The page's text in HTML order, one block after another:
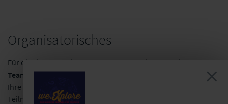
Organisatorisches
Für die virtuelle Teilnahme verwenden wir das Online-Tool
Teams
. Klären Sie bitte im Vorfeld mit Ihrer IT-Abteilung, dass
Ihre Firewall und die PC-Einstellungen die
Teilnahme zulassen.